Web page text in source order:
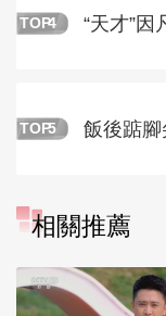
TOP4 “天才”
TOP5 飯後踮腳
相關推薦